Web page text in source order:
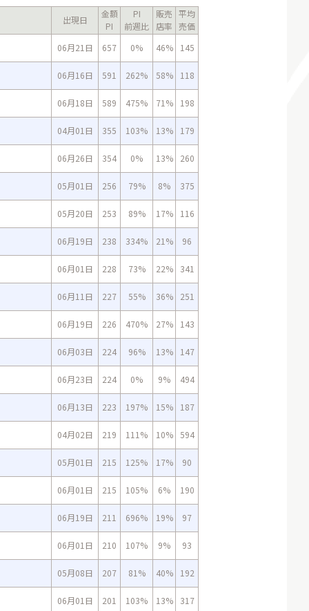
出現日
金額
PI
PI
前週比
販売
店率
平均
売価
06月21日
657 0% 46% 145
06月16日 591 262% 58% 118
06月18日 589 475% 71% 198
04月01日 355 103% 13% 179
06月26日 354 0% 13% 260
05月01日 256 79% 8% 375
05月20日 253 89% 17% 116
06月19日 238 334% 21% 96
06月01日 228 73% 22% 341
06月11日 227 55% 36% 251
06月19日 226 470% 27% 143
06月03日 224 96% 13% 147
06月23日 224 0% 9% 494
06月13日 223 197% 15% 187
04月02日 219 111% 10% 594
05月01日 215 125% 17% 90
06月01日 215 105% 6% 190
06月19日 211 696% 19% 97
06月01日 210 107% 9% 93
05月08日 207 81% 40% 192
06月01日 201 103% 13% 317